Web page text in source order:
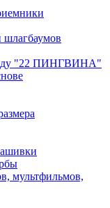
шлагбаумов
"22 ПИНГВИНА"
мультфильмов,